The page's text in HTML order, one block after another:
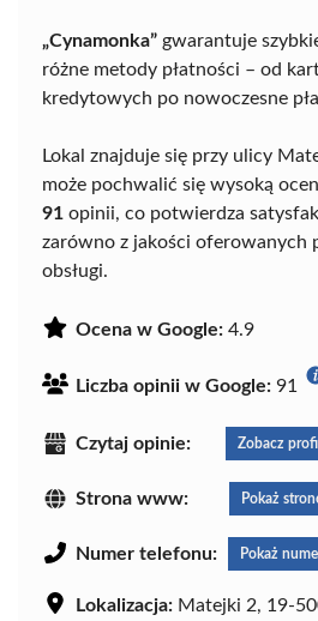
„Cynamonka” gwarantuje
różne metody płatności – od
kredytowych po nowoczesne
Lokal znajduje się przy ulicy
może pochwalić się wysoką
91 opinii, co potwierdza
zarówno z jakości oferowanych
obsługi.
Ocena w Google: 4.9
Liczba opinii w Google: 91
Czytaj opinie: Zobacz profil
Strona www: Pokaż
Numer telefonu: Pokaż
Lokalizacja: Matejki 2, 19-